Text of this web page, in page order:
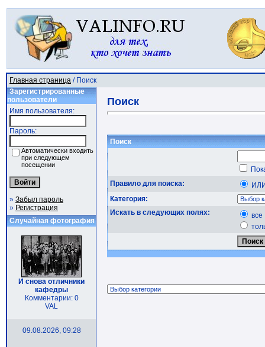
Главная страница / Поиск
Зарегистрированные
пользователи
Имя пользователя:
Пароль:
Автоматически входить
при следующем
посещении
» Забыл пароль
» Регистрация
Случайная фотография
И снова отличники
кафедры
Комментарии: 0
VAL
09.08.2026, 09:28
Поиск
Поиск
Правило для поиска:
Категория:
Искать в следующих полях:
все